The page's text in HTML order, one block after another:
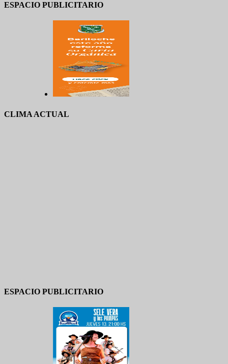
ESPACIO PUBLICITARIO
CLIMA ACTUAL
ESPACIO PUBLICITARIO